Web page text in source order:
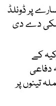
پر ڈونلڈ
دے دی
کے
دفاعی
تینوں پر